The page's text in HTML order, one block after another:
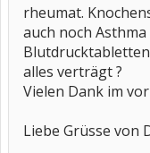
rheumat.
auch noch
alles verträgt ?
Vielen Dank im
Liebe Grüsse von